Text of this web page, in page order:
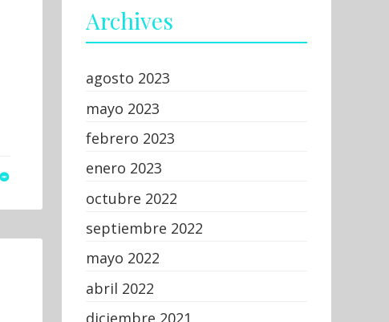
Archives
agosto 2023
mayo 2023
febrero 2023
enero 2023
octubre 2022
septiembre 2022
mayo 2022
abril 2022